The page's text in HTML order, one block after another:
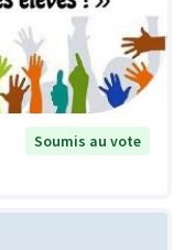
Soumis au vote